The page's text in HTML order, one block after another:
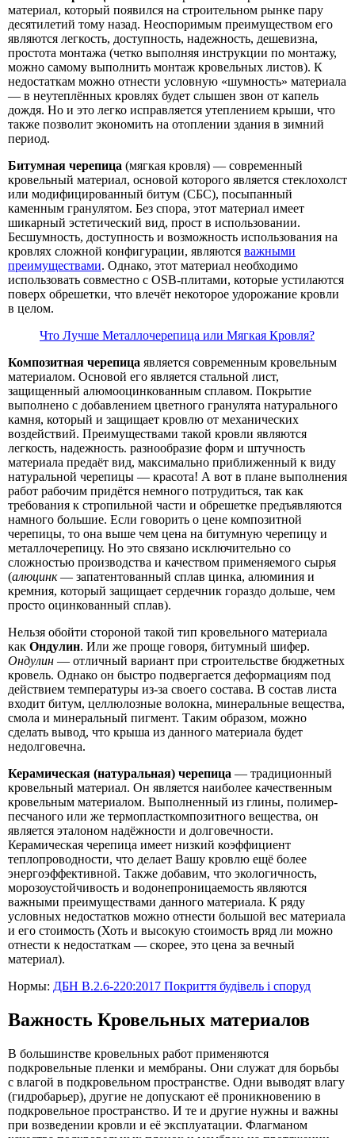
материал, который появился на строительном рынке пару
десятилетий тому назад. Неоспоримым преимуществом его
являются легкость, доступность, надежность, дешевизна,
простота монтажа (четко выполняя инструкции по монтажу,
можно самому выполнить монтаж кровельных листов). К
недостаткам можно отнести условную «шумность» материала
— в неутеплённых кровлях будет слышен звон от капель
дождя. Но и это легко исправляется утеплением крыши, что
также позволит экономить на отоплении здания в зимний
период.
Битумная черепица (мягкая кровля) — современный
кровельный материал, основой которого является стеклохолст
или модифицированный битум (СБС), посыпанный
каменным гранулятом. Без спора, этот материал имеет
шикарный эстетический вид, прост в использовании.
Бесшумность, доступность и возможность использования на
кровлях сложной конфигурации, являются важными
преимуществами. Однако, этот материал необходимо
использовать совместно с OSB-плитами, которые устилаются
поверх обрешетки, что влечёт некоторое удорожание кровли
в целом.
Что Лучше Металлочерепица или Мягкая Кровля?
Композитная черепица является современным кровельным
материалом. Основой его является стальной лист,
защищенный алюмооцинкованным сплавом. Покрытие
выполнено с добавлением цветного гранулята натурального
камня, который и защищает кровлю от механических
воздействий. Преимуществами такой кровли являются
легкость, надежность. разнообразие форм и штучность
материала предаёт вид, максимально приближенный к виду
натуральной черепицы — красота! А вот в плане выполнения
работ рабочим придётся немного потрудиться, так как
требования к стропильной части и обрешетке предъявляются
намного большие. Если говорить о цене композитной
черепицы, то она выше чем цена на битумную черепицу и
металлочерепицу. Но это связано исключительно со
сложностью производства и качеством применяемого сырья
(алюцинк— запатентованный сплав цинка, алюминия и
кремния, который защищает сердечник гораздо дольше, чем
просто оцинкованный сплав).
Нельзя обойти стороной такой тип кровельного материала
как Ондулин. Или же проще говоря, битумный шифер.
Ондулин — отличный вариант при строительстве бюджетных
кровель. Однако он быстро подвергается деформациям под
действием температуры из-за своего состава. В состав листа
входит битум, целлюлозные волокна, минеральные вещества,
смола и минеральный пигмент. Таким образом, можно
сделать вывод, что крыша из данного материала будет
недолговечна.
Керамическая (натуральная) черепица — традиционный
кровельный материал. Он является наиболее качественным
кровельным материалом. Выполненный из глины, полимер-
песчаного или же термопласткомпозитного вещества, он
является эталоном надёжности и долговечности.
Керамическая черепица имеет низкий коэффициент
теплопроводности, что делает Вашу кровлю ещё более
энергоэффективной. Также добавим, что экологичность,
морозоустойчивость и водонепроницаемость являются
важными преимуществами данного материала. К ряду
условных недостатков можно отнести большой вес материала
и его стоимость (Хоть и высокую стоимость вряд ли можно
отнести к недостаткам — скорее, это цена за вечный
материал).
Нормы: ДБН В.2.6-220:2017 Покриття будівель і споруд
Важность Кровельных материалов
В большинстве кровельных работ применяются
подкровельные пленки и мембраны. Они служат для борьбы
с влагой в подкровельном пространстве. Одни выводят влагу
(гидробарьер), другие не допускают её проникновению в
подкровельное пространство. И те и другие нужны и важны
при возведении кровли и её эксплуатации. Флагманом